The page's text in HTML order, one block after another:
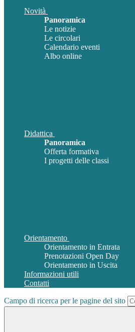
Novità
Panoramica
Le notizie
Le circolari
Calendario eventi
Albo online
Didattica
Panoramica
Offerta formativa
I progetti delle classi
Orientamento
Orientamento in Entrata
Prenotazioni Open Day
Orientamento in Uscita
Informazioni utili
Contatti
Campo di ricerca per le pagine del sito